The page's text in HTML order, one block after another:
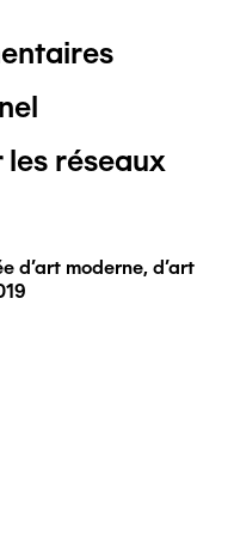
les réseaux
d'art moderne, d'art